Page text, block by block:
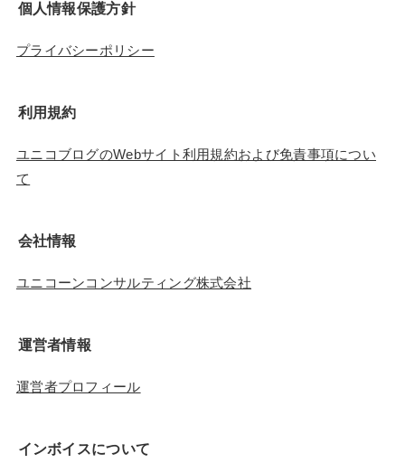
個人情報保護方針
プライバシーポリシー
利用規約
ユニコブログのWebサイト利用規約および免責事項につい
て
会社情報
ユニコーンコンサルティング株式会社
運営者情報
運営者プロフィール
インボイスについて